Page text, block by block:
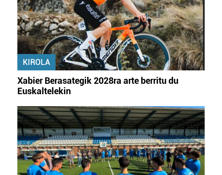
KIROLA
Xabier Berasategik 2028ra arte berritu du
Euskaltelekin